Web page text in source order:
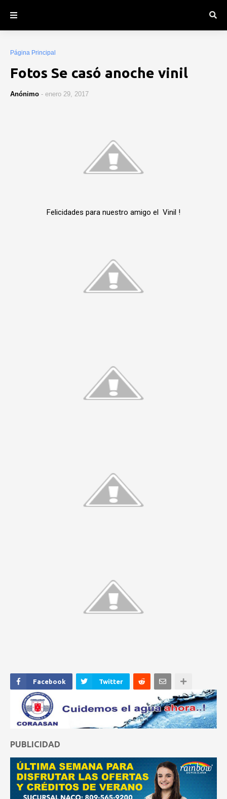
Página Principal
Fotos Se casó anoche vinil
Anónimo - enero 29, 2017
Felicidades para nuestro amigo el Vinil !
Facebook Twitter
PUBLICIDAD